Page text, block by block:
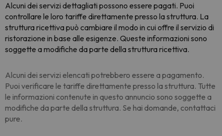
Alcuni dei servizi dettagliati possono essere pagati. Puoi
controllare le loro tariffe direttamente presso la struttura. La
struttura ricettiva può cambiare il modo in cui offre il servizio di
ristorazione in base alle esigenze. Queste informazioni sono
soggette a modifiche da parte della struttura ricettiva.
Alcuni dei servizi elencati potrebbero essere a pagamento.
Puoi verificare le tariffe direttamente presso la struttura. Tutte
le informazioni contenute in questo annuncio sono soggette a
modifiche da parte della struttura. Se hai domande, contattaci
pure.